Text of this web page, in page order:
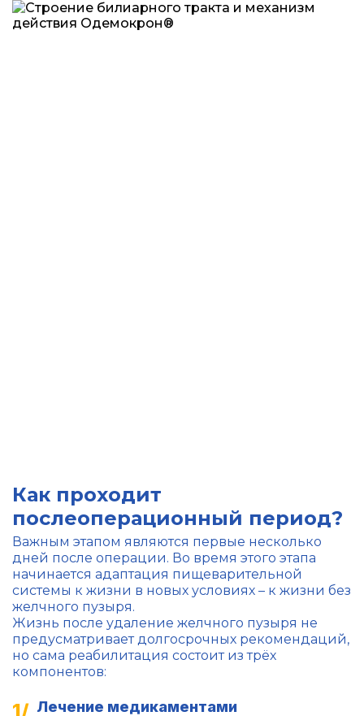
Как проходит
послеоперационный период?
Важным этапом являются первые несколько
дней после операции. Во время этого этапа
начинается адаптация пищеварительной
системы к жизни в новых условиях – к жизни без
желчного пузыря.
Жизнь после удаление желчного пузыря не
предусматривает долгосрочных рекомендаций,
но сама реабилитация состоит из трёх
компонентов:
Лечение медикаментами